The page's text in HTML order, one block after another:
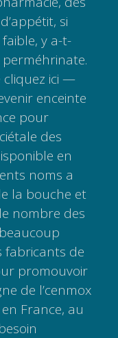
si
y a-t-
cliquez ici —
enceinte
pour
des
en
noms a
la bouche et
nombre des
fabricants de
promouvoir
de l’cenmox
France, au